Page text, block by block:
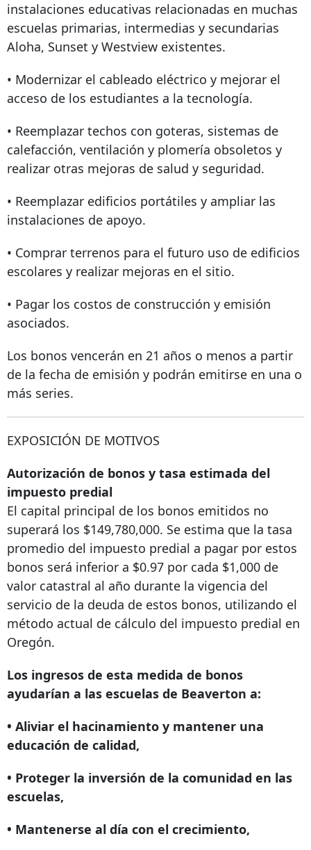
instalaciones educativas relacionadas en muchas
escuelas primarias, intermedias y secundarias
Aloha, Sunset y Westview existentes.
• Modernizar el cableado eléctrico y mejorar el
acceso de los estudiantes a la tecnología.
• Reemplazar techos con goteras, sistemas de
calefacción, ventilación y plomería obsoletos y
realizar otras mejoras de salud y seguridad.
• Reemplazar edificios portátiles y ampliar las
instalaciones de apoyo.
• Comprar terrenos para el futuro uso de edificios
escolares y realizar mejoras en el sitio.
• Pagar los costos de construcción y emisión
asociados.
Los bonos vencerán en 21 años o menos a partir
de la fecha de emisión y podrán emitirse en una o
más series.
EXPOSICIÓN DE MOTIVOS
Autorización de bonos y tasa estimada del
impuesto predial
El capital principal de los bonos emitidos no
superará los $149,780,000. Se estima que la tasa
promedio del impuesto predial a pagar por estos
bonos será inferior a $0.97 por cada $1,000 de
valor catastral al año durante la vigencia del
servicio de la deuda de estos bonos, utilizando el
método actual de cálculo del impuesto predial en
Oregón.
Los ingresos de esta medida de bonos
ayudarían a las escuelas de Beaverton a:
• Aliviar el hacinamiento y mantener una
educación de calidad,
• Proteger la inversión de la comunidad en las
escuelas,
• Mantenerse al día con el crecimiento,